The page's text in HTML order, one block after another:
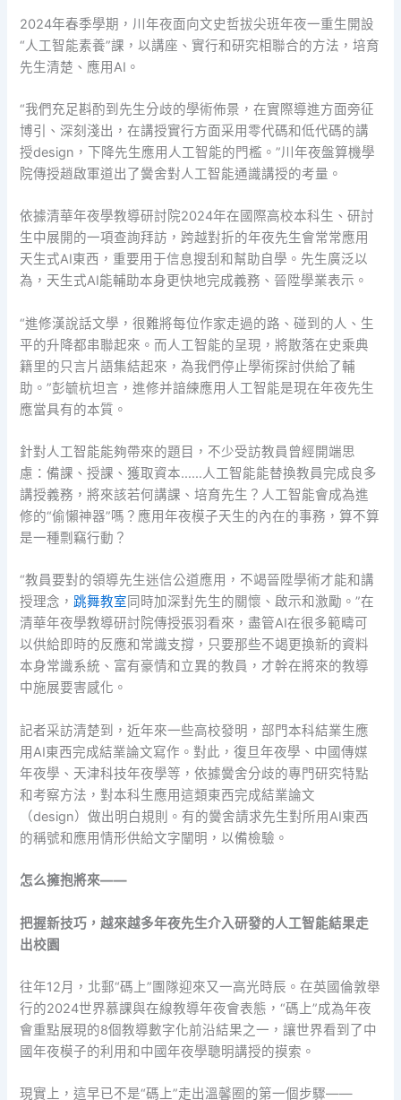
2024年春季學期，川年夜面向文史哲拔尖班年夜一重生開設
“人工智能素養”課，以講座、實行和研究相聯合的方法，培育
先生清楚、應用AI。
“我們充足斟酌到先生分歧的學術佈景，在實際導進方面旁征
博引、深刻淺出，在講授實行方面采用零代碼和低代碼的講
授design，下降先生應用人工智能的門檻。”川年夜盤算機學
院傳授趙啟軍道出了黌舍對人工智能通識講授的考量。
依據清華年夜學教導研討院2024年在國際高校本科生、研討
生中展開的一項查詢拜訪，跨越對折的年夜先生會常常應用
天生式AI東西，重要用于信息搜刮和幫助自學。先生廣泛以
為，天生式AI能輔助本身更快地完成義務、晉陞學業表示。
“進修漢說話文學，很難將每位作家走過的路、碰到的人、生
平的升降都串聯起來。而人工智能的呈現，將散落在史乘典
籍里的只言片語集結起來，為我們停止學術探討供給了輔
助。”彭毓杭坦言，進修并諳練應用人工智能是現在年夜先生
應當具有的本質。
針對人工智能能夠帶來的題目，不少受訪教員曾經開端思
慮：備課、授課、獲取資本……人工智能能替換教員完成良多
講授義務，將來該若何講課、培育先生？人工智能會成為進
修的“偷懶神器”嗎？應用年夜模子天生的內在的事務，算不算
是一種剽竊行動？
“教員要對的領導先生迷信公道應用，不竭晉陞學術才能和講
授理念， 跳舞教室 同時加深對先生的關懷、啟示和激勵。”在
清華年夜學教導研討院傳授張羽看來，盡管AI在很多範疇可
以供給即時的反應和常識支撐，只要那些不竭更換新的資料
本身常識系統、富有豪情和立異的教員，才幹在將來的教導
中施展要害感化。
記者采訪清楚到，近年來一些高校發明，部門本科結業生應
用AI東西完成結業論文寫作。對此，復旦年夜學、中國傳媒
年夜學、天津科技年夜學等，依據黌舍分歧的專門研究特點
和考察方法，對本科生應用這類東西完成結業論文
（design）做出明白規則。有的黌舍請求先生對所用AI東西
的稱號和應用情形供給文字闡明，以備檢驗。
怎么擁抱將來——
把握新技巧，越來越多年夜先生介入研發的人工智能結果走
出校園
往年12月，北郵“碼上”團隊迎來又一高光時辰。在英國倫敦舉
行的2024世界慕課與在線教導年夜會表態，“碼上”成為年夜
會重點展現的8個教導數字化前沿結果之一，讓世界看到了中
國年夜模子的利用和中國年夜學聰明講授的摸索。
現實上，這早已不是“碼上”走出溫馨圈的第一個步驟——